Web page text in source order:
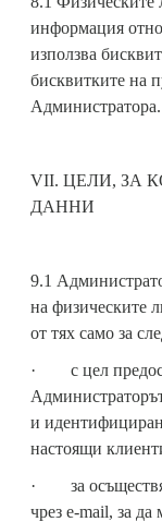
информация
използва
бисквитките на
Администратора.
VII. ЦЕЛИ, ЗА
ДАННИ
9.1
на физическите
от тях само за
· с цел
и
настоящи
· за
чрез e-mail, за